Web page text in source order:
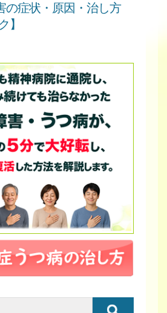
の症状・原因・治し方
】